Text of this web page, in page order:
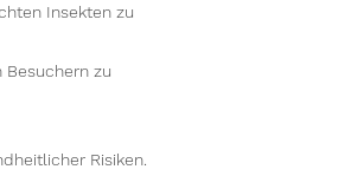
Insekten zu
Besuchern zu
Risiken.